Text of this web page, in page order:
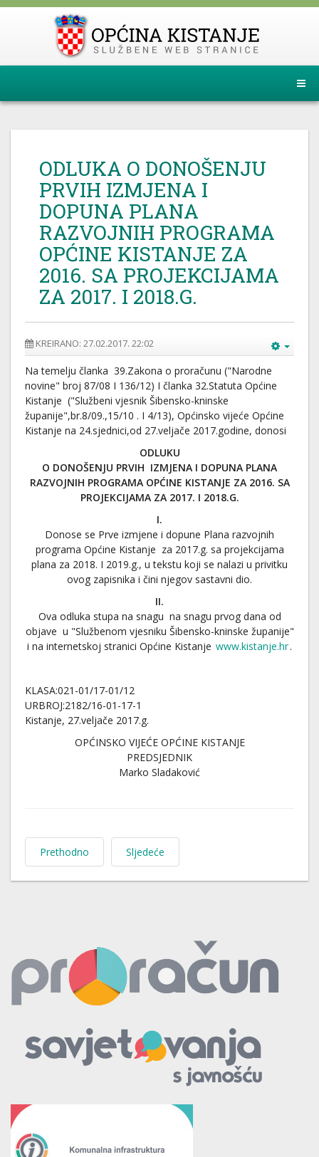
ODLUKA O DONOŠENJU
PRVIH IZMJENA I
DOPUNA PLANA
RAZVOJNIH PROGRAMA
OPĆINE KISTANJE ZA
2016. SA PROJEKCIJAMA
ZA 2017. I 2018.G.
KREIRANO: 27.02.2017. 22:02
Na temelju članka 39.Zakona o proračunu ("Narodne
novine" broj 87/08 I 136/12) I članka 32.Statuta Općine
Kistanje ("Službeni vjesnik Šibensko-kninske
županije",br.8/09.,15/10 . I 4/13), Općinsko vijeće Općine
Kistanje na 24.sjednici,od 27.veljače 2017.godine, donosi
ODLUKU
O DONOŠENJU PRVIH IZMJENA I DOPUNA PLANA
RAZVOJNIH PROGRAMA OPĆINE KISTANJE ZA 2016. SA
PROJEKCIJAMA ZA 2017. I 2018.G.
I.
Donose se Prve izmjene i dopune Plana razvojnih
programa Općine Kistanje za 2017.g. sa projekcijama
plana za 2018. I 2019.g., u tekstu koji se nalazi u privitku
ovog zapisnika i čini njegov sastavni dio.
II.
Ova odluka stupa na snagu na snagu prvog dana od
objave u "Službenom vjesniku Šibensko-kninske županije"
i na internetskoj stranici Općine Kistanje www.kistanje.hr.
KLASA:021-01/17-01/12
URBROJ:2182/16-01-17-1
Kistanje, 27.veljače 2017.g.
OPĆINSKO VIJEĆE OPĆINE KISTANJE
PREDSJEDNIK
Marko Sladaković
Prethodno Sljedeće